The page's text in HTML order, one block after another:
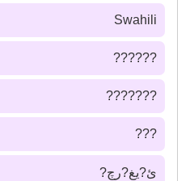
Swahili
??????
???????
???
ئ?يغ?رچ?